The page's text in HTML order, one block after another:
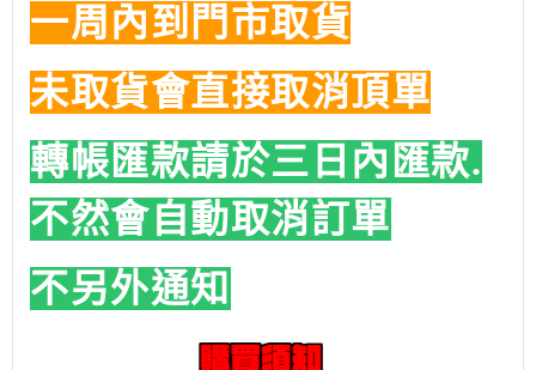
一周內到門市取貨
未取貨會直接取消頂單
轉帳匯款請於三日內匯款.
不然會自動取消訂單
不另外通知